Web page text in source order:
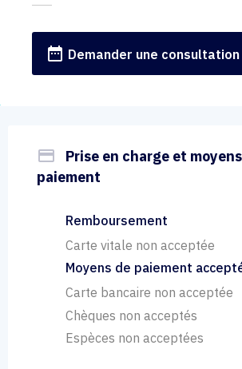
date_range Demander une consultation
payment
Prise en charge et
paiement
Remboursement
Carte vitale non acceptée
Moyens de paiement
Carte bancaire non acceptée
Chèques non acceptés
Espèces non acceptées